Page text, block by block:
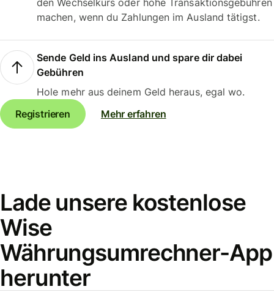
den Wechselkurs oder hohe Transaktionsgebühren
machen, wenn du Zahlungen im Ausland tätigst.
Sende Geld ins Ausland und spare dir dabei
Gebühren
Hole mehr aus deinem Geld heraus, egal wo.
Registrieren
Mehr erfahren
Lade unsere kostenlose
Wise
Währungsumrechner-App
herunter